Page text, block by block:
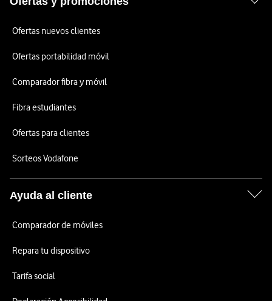
Ofertas nuevos clientes
Ofertas portabilidad móvil
Comparador fibra y móvil
Fibra estudiantes
Ofertas para clientes
Sorteos Vodafone
Ayuda al cliente
Comparador de móviles
Repara tu dispositivo
Tarifa social